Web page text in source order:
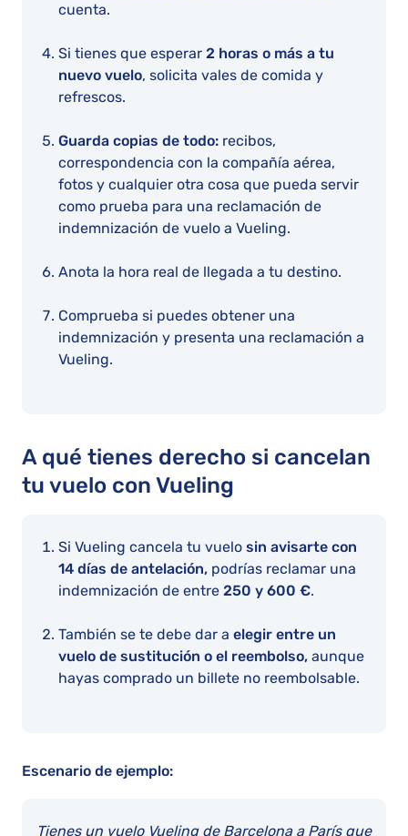
cuenta.
Si tienes que esperar 2 horas o más a tu
nuevo vuelo, solicita vales de comida y
refrescos.
Guarda copias de todo: recibos,
correspondencia con la compañía aérea,
fotos y cualquier otra cosa que pueda servir
como prueba para una reclamación de
indemnización de vuelo a Vueling.
Anota la hora real de llegada a tu destino.
Comprueba si puedes obtener una
indemnización y presenta una reclamación a
Vueling.
A qué tienes derecho si cancelan
tu vuelo con Vueling
Si Vueling cancela tu vuelo sin avisarte con
14 días de antelación, podrías reclamar una
indemnización de entre 250 y 600 €.
También se te debe dar a elegir entre un
vuelo de sustitución o el reembolso, aunque
hayas comprado un billete no reembolsable.
Escenario de ejemplo:
Tienes un vuelo Vueling de Barcelona a París que